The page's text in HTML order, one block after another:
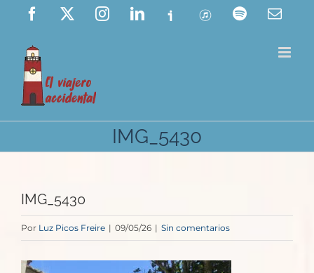
Saltar
contenido
Facebook InstagramLinkedIn
Ivoox ITunes Spotify
IMG_5430
IMG_5430
Por Luz Picos Freire | 09/05/26 | Sin comentarios